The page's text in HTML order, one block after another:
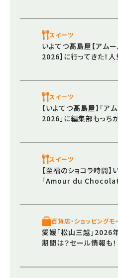
スイーツ
いよてつ髙島屋【アムー
2026】に行ってきた！
回り方レポ（愛媛/松山
スイーツ
【いよてつ髙島屋】「ア
2026」に編集部もっち
スイーツ
【至福のショコラ時間】
「Amour du Chocolat!
百貨店・ショッピングモ
愛媛「松山三越」2026
期間は？セール情報も！